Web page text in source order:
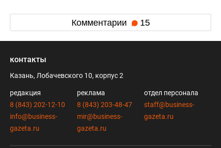
Комментарии 15
контакты
Казань, Лобачевского 10, корпус 2
редакция
8 (843) 202-12-10
info@business-
gazeta.ru
реклама
8 (843) 203-48-47
mir@business-
gazeta.ru
отдел персонала
staff@business-
gazeta.ru